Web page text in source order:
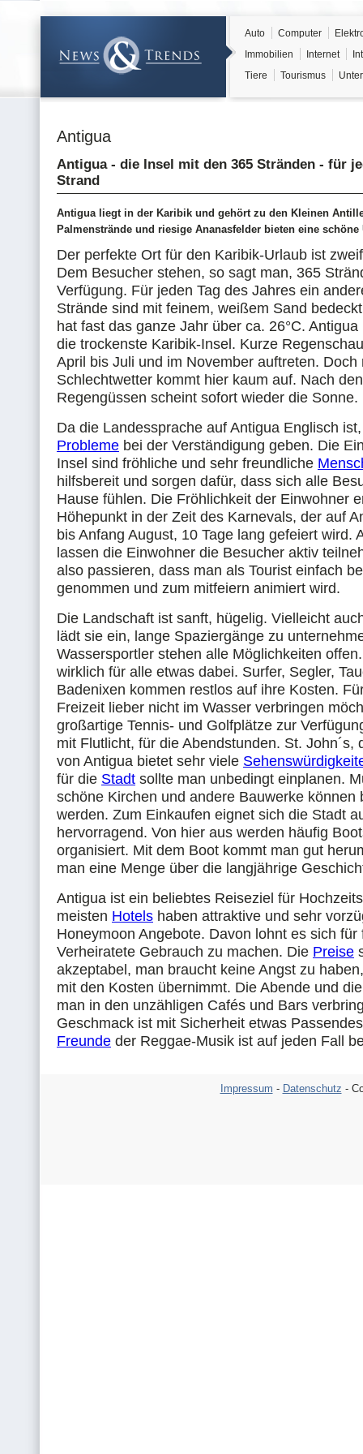
Auto Computer
Immobilien
Internet
Tiere
Tourismus
Antigua
Antigua - die Insel mit den 365 Stränden - für
Strand
Antigua liegt in der Karibik und gehört zu den Kleinen
Palmenstrände und riesige Ananasfelder bieten eine
Der perfekte Ort für den Karibik-Urlaub ist
Dem Besucher stehen, so sagt man, 365
Verfügung. Für jeden Tag des Jahres ein
Strände sind mit feinem, weißem Sand
hat fast das ganze Jahr über ca. 26°C.
die trockenste Karibik-Insel. Kurze
April bis Juli und im November auftreten. Doch
Schlechtwetter kommt hier kaum auf. Nach
Regengüssen scheint sofort wieder die Sonne.
Da die Landessprache auf Antigua Englisch
Probleme bei der Verständigung geben. Die
Insel sind fröhliche und sehr freundliche
hilfsbereit und sorgen dafür, dass sich alle
Hause fühlen. Die Fröhlichkeit der Einwohner
Höhepunkt in der Zeit des Karnevals, der auf
bis Anfang August, 10 Tage lang gefeiert wird.
lassen die Einwohner die Besucher aktiv
also passieren, dass man als Tourist einfach
genommen und zum mitfeiern animiert wird.
Die Landschaft ist sanft, hügelig. Vielleicht
lädt sie ein, lange Spaziergänge zu
Wassersportler stehen alle Möglichkeiten
wirklich für alle etwas dabei. Surfer, Segler,
Badenixen kommen restlos auf ihre Kosten.
Freizeit lieber nicht im Wasser verbringen
großartige Tennis- und Golfplätze zur
mit Flutlicht, für die Abendstunden. St. John´s,
von Antigua bietet sehr viele
für die Stadt sollte man unbedingt einplanen.
schöne Kirchen und andere Bauwerke können
werden. Zum Einkaufen eignet sich die Stadt
hervorragend. Von hier aus werden häufig
organisiert. Mit dem Boot kommt man gut
man eine Menge über die langjährige
Antigua ist ein beliebtes Reiseziel für
meisten Hotels haben attraktive und sehr
Honeymoon Angebote. Davon lohnt es sich für
Verheiratete Gebrauch zu machen. Die Preise
akzeptabel, man braucht keine Angst zu
mit den Kosten übernimmt. Die Abende und
man in den unzähligen Cafés und Bars
Geschmack ist mit Sicherheit etwas
Freunde der Reggae-Musik ist auf jeden Fall
Impressum - Datenschutz -